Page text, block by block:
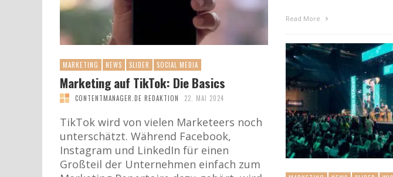
Read More
MARKETING NEWS SLIDER SOCIAL MEDIA
Marketing auf TikTok: Die Basics
CONTENTMANAGER.DE REDAKTION 22. MAI 2024
TikTok wird von vielen Marketeers noch
unterschätzt. Während Facebook,
Instagram und LinkedIn für einen
Großteil der Unternehmen einfach zum